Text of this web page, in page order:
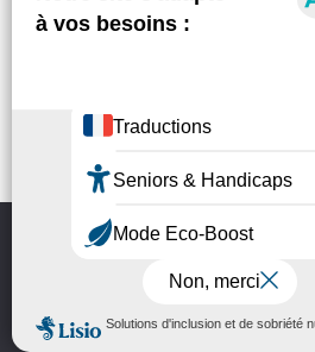
Nous utilisons des cookies pour
expérience sur notre site web. Si
site, nous supposerons que
OK